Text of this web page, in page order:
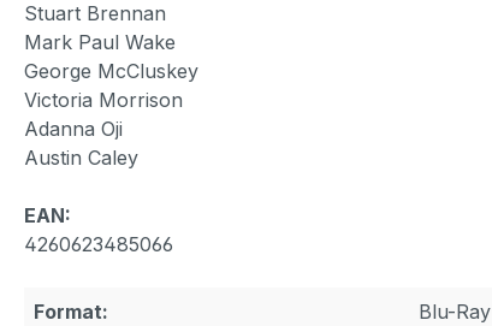
Stuart Brennan
Mark Paul Wake
George McCluskey
Victoria Morrison
Adanna Oji
Austin Caley
EAN:
4260623485066
Format: Blu-Ray